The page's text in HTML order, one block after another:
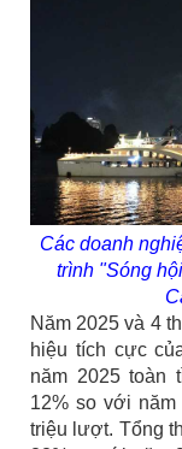
Các doanh
trình "Sóng
Năm 2025 và 4
hiệu tích cực
năm 2025 toàn
12% so với năm
triệu lượt. Tổng